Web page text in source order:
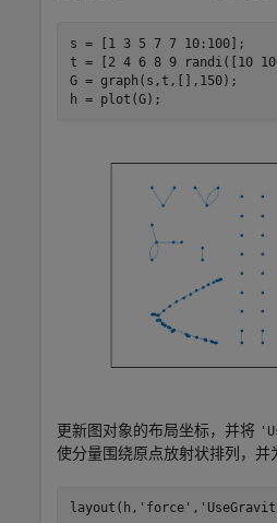
s = [1 3 5 7 7 10:100];
t = [2 4 6 8 9 randi([10
G = graph(s,t,[],150);
h = plot(G);
更新图对象的布局坐标，并将
使分量围绕原点放射状排列，并
layout(h, 'force' ,